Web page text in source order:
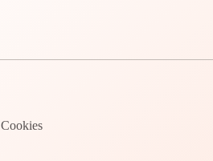
Cookies